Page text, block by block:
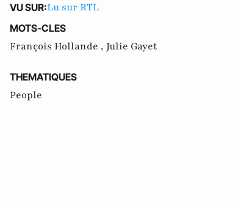
VU SUR:Lu sur RTL
MOTS-CLES
François Hollande , Julie Gayet
THEMATIQUES
People